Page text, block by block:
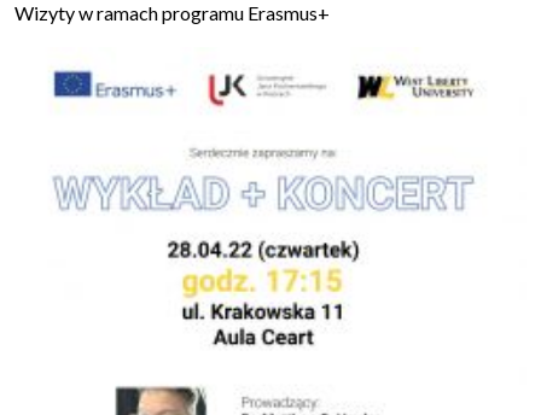
Wizyty w ramach programu Erasmus+